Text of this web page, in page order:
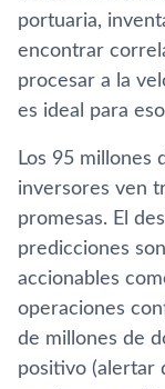
portuaria,
encontrar
procesar a la
es ideal para
Los 95 millones
inversores ven
promesas. El
predicciones
accionables
operaciones
de millones de
positivo (alertar